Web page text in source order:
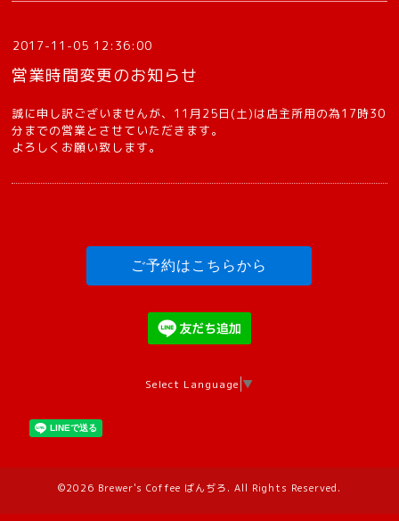
2017-11-05 12:36:00
営業時間変更のお知らせ
誠に申し訳ございませんが、11月25日(土)は店主所用の為17時30
分までの営業とさせていただきます。
よろしくお願い致します。
ご予約はこちらから
Select Language ▼
©2026 Brewer's Coffee ばんぢろ. All Rights Reserved.